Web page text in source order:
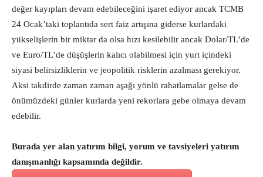
değer kayıpları devam edebileceğini işaret ediyor ancak TCMB
24 Ocak’taki toplantıda sert faiz artışına giderse kurlardaki
yükselişlerin bir miktar da olsa hızı kesilebilir ancak Dolar/TL’de
ve Euro/TL’de düşüşlerin kalıcı olabilmesi için yurt içindeki
siyasi belirsizliklerin ve jeopolitik risklerin azalması gerekiyor.
Aksi takdirde zaman zaman aşağı yönlü rahatlamalar gelse de
önümüzdeki günler kurlarda yeni rekorlara gebe olmaya devam
edebilir.
Burada yer alan yatırım bilgi, yorum ve tavsiyeleri yatırım
danışmanlığı kapsamında değildir.